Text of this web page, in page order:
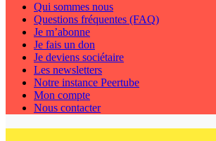
Qui sommes nous
Questions fréquentes (FAQ)
Je m’abonne
Je fais un don
Je deviens sociétaire
Les newsletters
Notre instance Peertube
Mon compte
Nous contacter